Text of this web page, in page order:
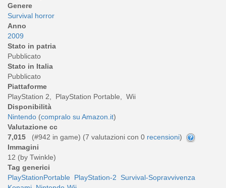
Genere
Survival horror
Anno
2009
Stato in patria
Pubblicato
Stato in Italia
Pubblicato
Piattaforme
PlayStation 2, PlayStation Portable, Wii
Disponibilità
Nintendo (compralo su Amazon.it)
Valutazione cc
7,015
(#942 in game) (7 valutazioni con 0 recensioni)
Immagini
12 (by Twinkle)
Tag generici
PlayStationPortable PlayStation-2
Survival-Sopravvivenza